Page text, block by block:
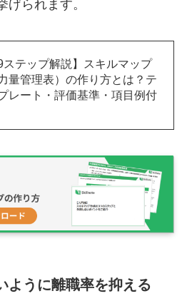
げられます。
9ステップ解説】スキルマップ
力量管理表）の作り方とは？テ
レート・評価基準・項目例付
ように離職率を抑える